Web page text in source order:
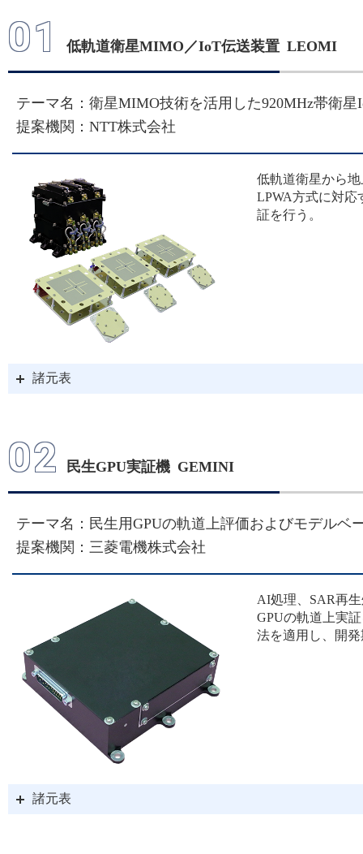
ルスペース（D-SAIL）
2025/10/22
「人に聞く ～4号機に関
Blue（KIR-X）インタビ
2025/10/15
「人に聞く ～4号機に
会社（RAISE-4）インタ
2025/09/29
「人に聞く ～4号機に関
ーション株式会社（CF-
2025/08/06
【重要なお知らせ】革
JAXA-STEPSへの移行に
01 低軌道衛星MIMO／IoT伝送装置 LEOMI
テーマ名：衛星MIMO技術を活用した920MHz帯衛
提案機関：NTT株式会社
低軌道衛星から
LPWA方式に対応
証を行う。
諸元表
02 民生GPU実証機 GEMINI
テーマ名：民生用GPUの軌道上評価およびモデルベ
提案機関：三菱電機株式会社
AI処理、SAR再
GPUの軌道上実
法を適用し、開
諸元表